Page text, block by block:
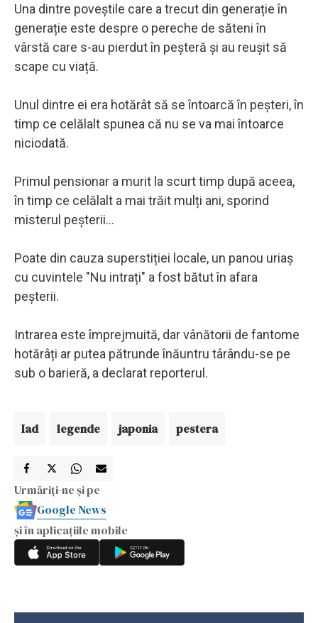
Una dintre poveștile care a trecut din generație în
generație este despre o pereche de săteni în
vârstă care s-au pierdut în peșteră și au reușit să
scape cu viață.
Unul dintre ei era hotărât să se întoarcă în peșteri, în
timp ce celălalt spunea că nu se va mai întoarce
niciodată.
Primul pensionar a murit la scurt timp după aceea,
în timp ce celălalt a mai trăit mulți ani, sporind
misterul peșterii...
Poate din cauza superstiției locale, un panou uriaș
cu cuvintele "Nu intrați" a fost bătut în afara
peșterii.
Intrarea este împrejmuită, dar vânătorii de fantome
hotărâți ar putea pătrunde înăuntru târându-se pe
sub o barieră, a declarat reporterul.
Iad legende japonia pestera
Urmăriți-ne și pe
Google News
și în aplicațiile mobile